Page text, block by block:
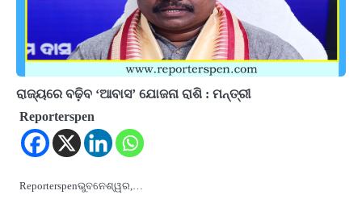
ରାଜ୍ୟରେ ବଢ଼ିବ ‘ଆବାସ’ ଯୋଜନା ରାଶି : ମନ୍ତ୍ରୀ
Reporterspen
Reporterspenଭୁବନେଶ୍ୱର,…